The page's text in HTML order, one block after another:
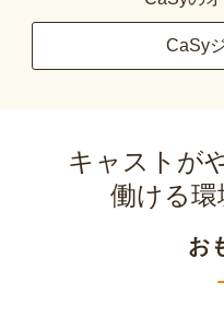
CaSy
キャストが
働ける環
お